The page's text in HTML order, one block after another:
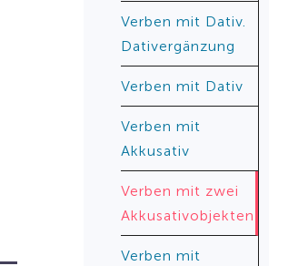
Verben mit Dativ.
Dativergänzung
Verben mit Dativ
Verben mit
Akkusativ
Verben mit zwei
Akkusativobjekten
Verben mit